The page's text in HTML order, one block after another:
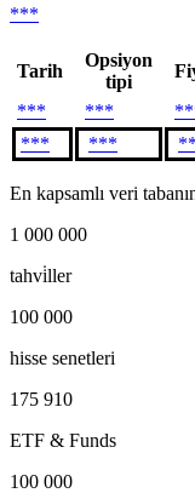
***
Tarih
Opsiyon
tipi
***
***
***
***
En kapsamlı veri
1 000 000
tahvi̇ller
100 000
hisse senetleri
175 910
ETF & Funds
100 000